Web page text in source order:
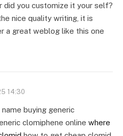
did you customize it your self?
nice quality writing, it is
a great weblog like this one
14:30
buying generic
clomiphene online where